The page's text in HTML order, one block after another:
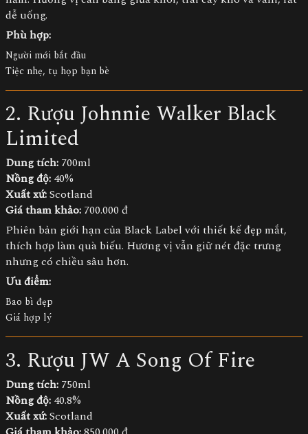
dễ uống.
Phù hợp:
Người mới bắt đầu
Tiệc nhẹ, tụ họp bạn bè
2. Rượu Johnnie Walker Black
Limited
Dung tích: 700ml
Nồng độ: 40%
Xuất xứ:Scotland
Giá tham khảo: 700.000 đ
Phiên bản giới hạn của Black Label với thiết kế đẹp mắt,
thích hợp làm quà biếu. Hương vị vẫn giữ nét đặc trưng
nhưng có chiều sâu hơn.
Ưu điểm:
Bao bì đẹp
Giá hợp lý
3. Rượu JW A Song Of Fire
Dung tích: 750ml
Nồng độ: 40.8%
Xuất xứ:Scotland